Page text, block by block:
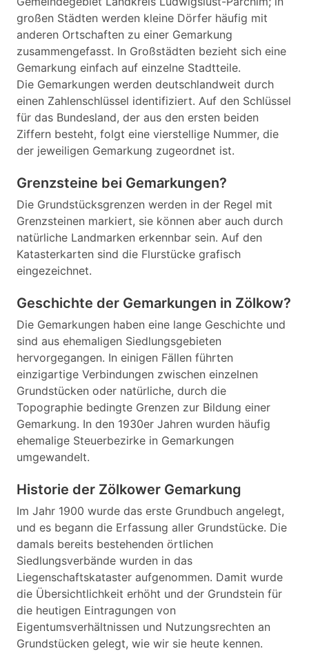
großen Städten werden kleine Dörfer häufig mit
anderen Ortschaften zu einer Gemarkung
zusammengefasst. In Großstädten bezieht sich eine
Gemarkung einfach auf einzelne Stadtteile.
Die Gemarkungen werden deutschlandweit durch
einen Zahlenschlüssel identifiziert. Auf den Schlüssel
für das Bundesland, der aus den ersten beiden
Ziffern besteht, folgt eine vierstellige Nummer, die
der jeweiligen Gemarkung zugeordnet ist.
Grenzsteine bei Gemarkungen?
Die Grundstücksgrenzen werden in der Regel mit
Grenzsteinen markiert, sie können aber auch durch
natürliche Landmarken erkennbar sein. Auf den
Katasterkarten sind die Flurstücke grafisch
eingezeichnet.
Geschichte der Gemarkungen in Zölkow?
Die Gemarkungen haben eine lange Geschichte und
sind aus ehemaligen Siedlungsgebieten
hervorgegangen. In einigen Fällen führten
einzigartige Verbindungen zwischen einzelnen
Grundstücken oder natürliche, durch die
Topographie bedingte Grenzen zur Bildung einer
Gemarkung. In den 1930er Jahren wurden häufig
ehemalige Steuerbezirke in Gemarkungen
umgewandelt.
Historie der Zölkower Gemarkung
Im Jahr 1900 wurde das erste Grundbuch angelegt,
und es begann die Erfassung aller Grundstücke. Die
damals bereits bestehenden örtlichen
Siedlungsverbände wurden in das
Liegenschaftskataster aufgenommen. Damit wurde
die Übersichtlichkeit erhöht und der Grundstein für
die heutigen Eintragungen von
Eigentumsverhältnissen und Nutzungsrechten an
Grundstücken gelegt, wie wir sie heute kennen.